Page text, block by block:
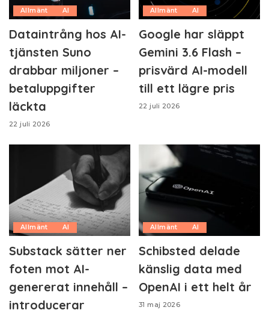
Allmänt AI
Dataintrång hos AI-
tjänsten Suno
drabbar miljoner –
betaluppgifter
läckta
22 juli 2026
Allmänt AI
Google har släppt
Gemini 3.6 Flash –
prisvärd AI-modell
till ett lägre pris
22 juli 2026
Allmänt AI
Substack sätter ner
foten mot AI-
genererat innehåll –
introducerar
Allmänt AI
Schibsted delade
känslig data med
OpenAI i ett helt år
31 maj 2026